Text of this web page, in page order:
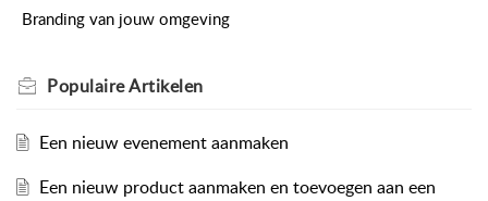
Branding van jouw omgeving
PopulaireArtikelen
Een nieuw evenement aanmaken
Een nieuw product aanmaken en toevoegen aan een